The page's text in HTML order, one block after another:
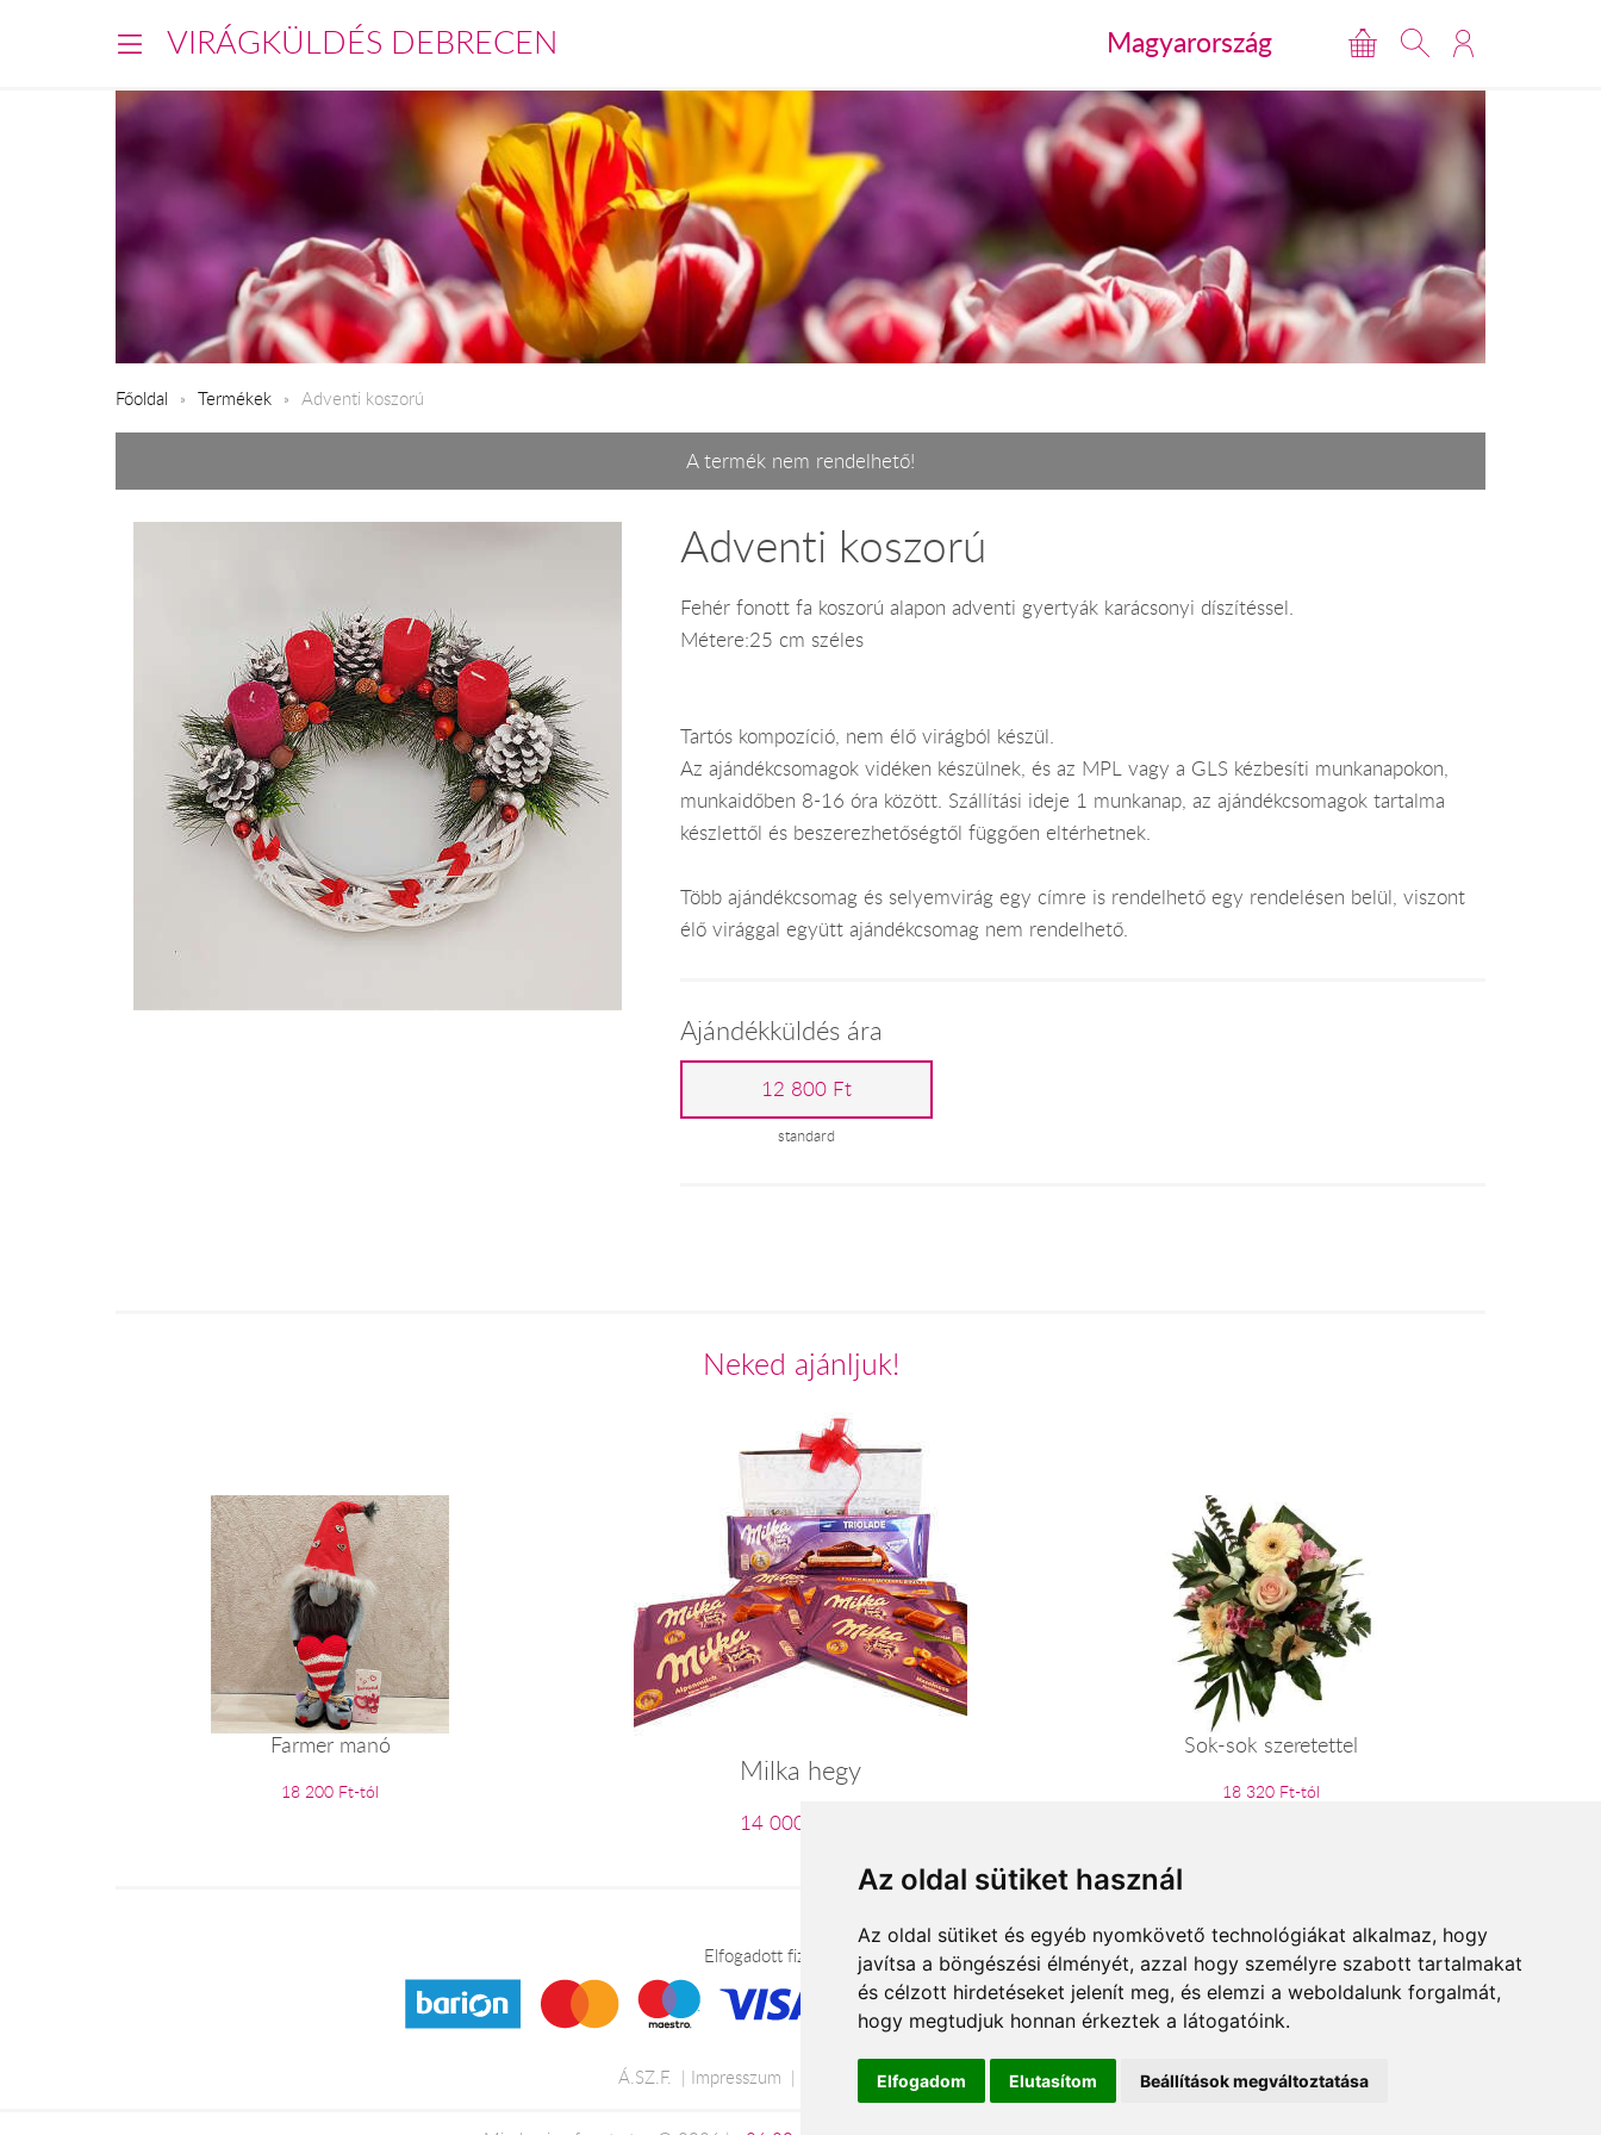
Az oldal sütiket használ
Az oldal sütiket és egyéb nyomkövető technológiákat alkalmaz, hogy
javítsa a böngészési élményét, azzal hogy személyre szabott tartalmakat
és célzott hirdetéseket jelenít meg, és elemzi a weboldalunk forgalmát,
hogy megtudjuk honnan érkeztek a látogatóink.
Elfogadom Elutasítom Beállítások megváltoztatása
VIRÁGKÜLDÉS DEBRECEN Magyarország
Főoldal Termékek Adventi koszorú
A termék nem rendelhető!
Adventi koszorú
Fehér fonott fa koszorú alapon adventi gyertyák karácsonyi díszítéssel.
Métere:25 cm széles
Tartós kompozíció, nem élő virágból készül.
Az ajándékcsomagok vidéken készülnek, és az MPL vagy a GLS kézbesíti munkanapokon,
munkaidőben 8-16 óra között. Szállítási ideje 1 munkanap, az ajándékcsomagok tartalma
készlettől és beszerezhetőségtől függően eltérhetnek.
Több ajándékcsomag és selyemvirág egy címre is rendelhető egy rendelésen belül, viszont
élő virággal együtt ajándékcsomag nem rendelhető.
Ajándékküldés ára
12 800 Ft
standard
Neked ajánljuk!
Farmer manó
18 200 Ft-tól
Milka hegy
14 000 Ft-tól
Sok-sok szeretettel
18 320 Ft-tól
Elfogadott fizetési módok
Á.SZ.F. Impresszum Adatkezelési tájékoztató